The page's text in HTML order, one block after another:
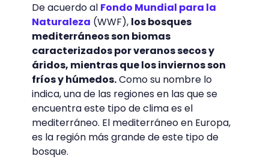
De acuerdo al Fondo Mundial para la
Naturaleza (WWF), los bosques
mediterráneos son biomas
caracterizados por veranos secos y
áridos, mientras que los inviernos son
fríos y húmedos.Como su nombre lo
indica, una de las regiones en las que se
encuentra este tipo de clima es el
mediterráneo. El mediterráneo en Europa,
es la región más grande de este tipo de
bosque.